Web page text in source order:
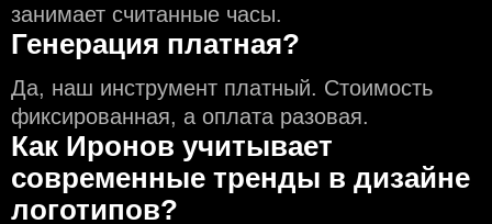
занимает считанные часы.
Генерация платная?
Да, наш инструмент платный. Стоимость
фиксированная, а оплата разовая.
Как Иронов учитывает
современные тренды в дизайне
логотипов?